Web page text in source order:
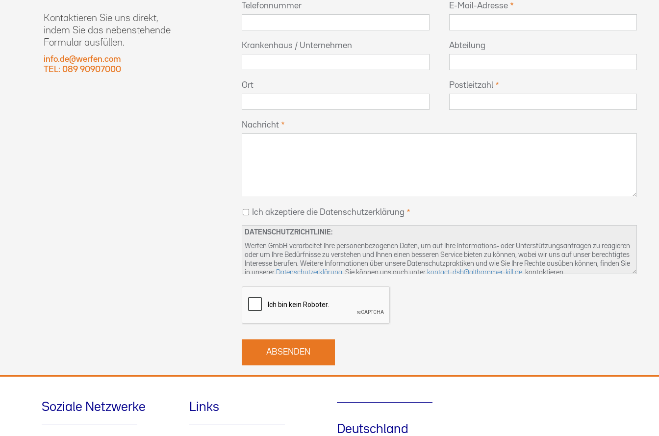
Kontaktieren Sie uns direkt,
indem Sie das nebenstehende
Formular ausfüllen.
info.de@werfen.com
TEL: 089 90907000
Telefonnummer E-Mail-Adresse
Krankenhaus / Unternehmen Abteilung
Ort Postleitzahl
Nachricht
Ich akzeptiere die Datenschutzerklärung
DATENSCHUTZRICHTLINIE:
Werfen GmbH verarbeitet Ihre personenbezogenen Daten, um auf Ihre Informations- oder Unterstützungsanfragen zu reagieren
oder um Ihre Bedürfnisse zu verstehen und Ihnen einen besseren Service bieten zu können, wobei wir uns auf unser berechtigtes
Interesse berufen. Weitere Informationen über unsere Datenschutzpraktiken und wie Sie Ihre Rechte ausüben können, finden Sie
in unsererDatenschutzerklärung. Sie können uns auch unterkontact-dsb@althammer-kill.de. kontaktieren.
Soziale Netzwerke
Links
Deutschland